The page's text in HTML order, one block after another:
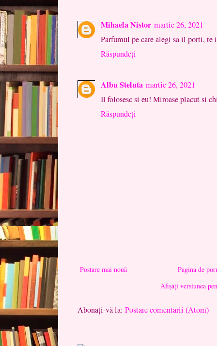
Mihaela Nistor martie 26, 2021
Parfumul pe care alegi sa il porti, te
Răspundeți
Albu Steluta martie 26, 2021
Il folosesc si eu! Miroase placut si
Răspundeți
Postare mai nouă
Pagina de
Afișați versiunea
Abonați-vă la: Postare comentarii (Atom)